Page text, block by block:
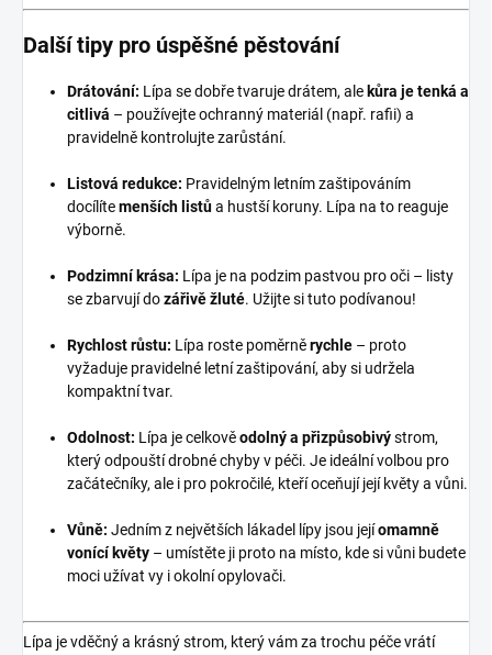
Další tipy pro úspěšné pěstování
Drátování: Lípa se dobře tvaruje drátem, ale kůra je tenká a
citlivá – používejte ochranný materiál (např. rafii) a
pravidelně kontrolujte zarůstání.
Listová redukce: Pravidelným letním zaštipováním
docílítemenších listůa hustší koruny. Lípa na to reaguje
výborně.
Podzimní krása: Lípa je na podzim pastvou pro oči – listy
se zbarvují dozářivě žluté. Užijte si tuto podívanou!
Rychlost růstu: Lípa roste poměrněrychle – proto
vyžaduje pravidelné letní zaštipování, aby si udržela
kompaktní tvar.
Odolnost: Lípa je celkověodolný a přizpůsobivýstrom,
který odpouští drobné chyby v péči. Je ideální volbou pro
začátečníky, ale i pro pokročilé, kteří oceňují její květy a vůni.
Vůně: Jedním z největších lákadel lípy jsou jejíomamně
vonící květy – umístěte ji proto na místo, kde si vůni budete
moci užívat vy i okolní opylovači.
Lípa je vděčný a krásný strom, který vám za trochu péče vrátí